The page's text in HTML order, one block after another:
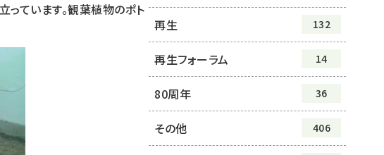
っています。観葉植物のポト
再生 132
再生フォーラム 14
80周年 36
その他 406